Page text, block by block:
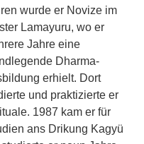
wurde er Novize im
Lamayuru, wo er
Jahre eine
Dharma-
erhielt. Dort
und praktizierte er
1987 kam er für
ans Drikung Kagyü